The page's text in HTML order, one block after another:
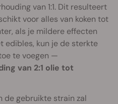
van 1:1. Dit resulteert
voor alles van koken tot
als je mildere effecten
edibles, kun je de sterkte
te voegen —
van 2:1 olie tot
de gebruikte strain zal